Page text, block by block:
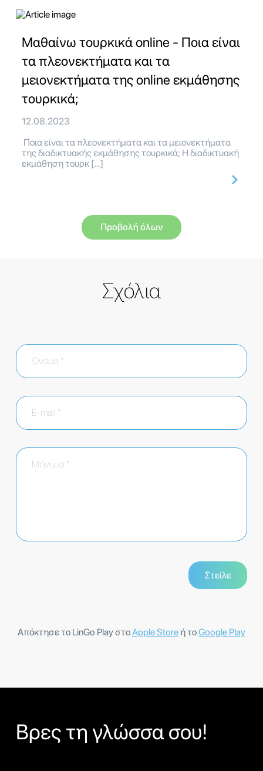
Μαθαίνω τουρκικά online - Ποια είναι
τα πλεονεκτήματα και τα
μειονεκτήματα της online εκμάθησης
τουρκικά;
12.08.2023
Ποια είναι τα πλεονεκτήματα και τα μειονεκτήματα
της διαδικτυακής εκμάθησης τουρκικά; Η διαδικτυακή
εκμάθηση τουρκ […]
Προβολή όλων
Σχόλια
Απόκτησε το LinGo Play στοApple Storeή τοGoogle Play
Βρες τη γλώσσα σου!